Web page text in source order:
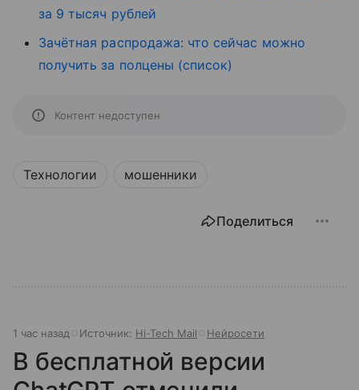
за 9 тысяч рублей
Зачётная распродажа: что сейчас можно
получить за полцены (список)
Контент недоступен
Технологии мошенники
Поделиться
1 час назад Источник: Hi-Tech Mail Нейросети
В бесплатной версии